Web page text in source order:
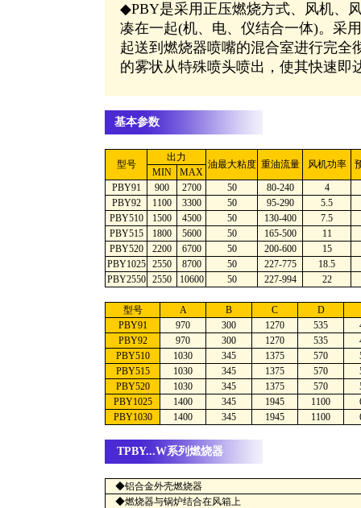
◆PBY是采用正压燃烧方式、风机、
凑在一起(机、电、仪结合一体)。采
起送到燃烧器喷嘴的混合室进行完全
的雾状从特殊喷头喷出，使其快速即
基本参数
型号
出力
油最大粘度 重油流量 风机功率
MIN
MAX
PBY91
900 2700 50 80-240
4
PBY92
1100 3300 50 95-290
5.5
PBY510
1500 4500 50 130-400
7.5
PBY515
1800 5600 50 165-500
11
PBY520
2200 6700 50 200-600
15
PBY1025
2550 8700 50 227-775
18.5
PBY2550
2550 10600 50 227-994 22
型号 A B C
D
PBY91
970 300 1270 535
PBY92
970 300 1270 535
PBY510
1030 345 1375 570
PBY515
1030 345 1375 570
PBY520
1030 345 1375 570
PBY1025
1400 345 1945 1100
PBY1030
1400 345 1945 1100
TPBY...W系列燃烧器
◆铝合金外壳燃烧器
◆燃烧器与锅炉结合在风箱上